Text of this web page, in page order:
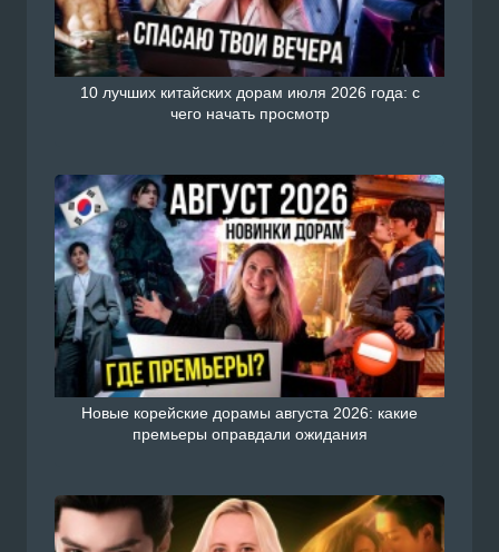
10 лучших китайских дорам июля 2026 года: с
чего начать просмотр
Новые корейские дорамы августа 2026: какие
премьеры оправдали ожидания